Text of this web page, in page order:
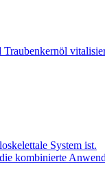
System ist.
kombinierte